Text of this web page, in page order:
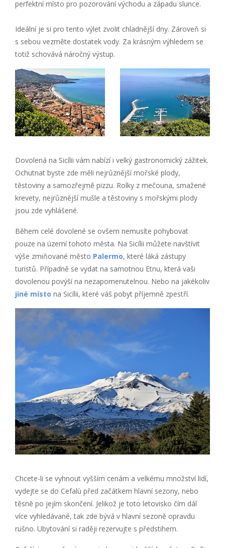
perfektní místo pro pozorování východu a západu slunce.
Ideální je si pro tento výlet zvolit chladnější dny. Zároveň si
s sebou vezměte dostatek vody. Za krásným výhledem se
totiž schovává náročný výstup.
Dovolená na Sicílii vám nabízí i velký gastronomický zážitek.
Ochutnat byste zde měli nejrůznější mořské plody,
těstoviny a samozřejmě pizzu. Rolky z mečouna, smažené
krevety, nejrůznější mušle a těstoviny s mořskými plody
jsou zde vyhlášené.
Během celé dovolené se ovšem nemusíte pohybovat
pouze na území tohoto města. Na Sicílii můžete navštívit
výše zmiňované město Palermo, které láká zástupy
turistů. Případně se vydat na samotnou Etnu, která vaši
dovolenou povýší na nezapomenutelnou. Nebo na jakékoliv
jiné místo na Sicílii, které váš pobyt příjemně zpestří.
Chcete-li se vyhnout vyšším cenám a velkému množství lidí,
vydejte se do Cefalù před začátkem hlavní sezony, nebo
těsně po jejím skončení. Jelikož je toto letovisko čím dál
více vyhledávané, tak zde bývá v hlavní sezoně opravdu
rušno. Ubytování si raději rezervujte s předstihem.